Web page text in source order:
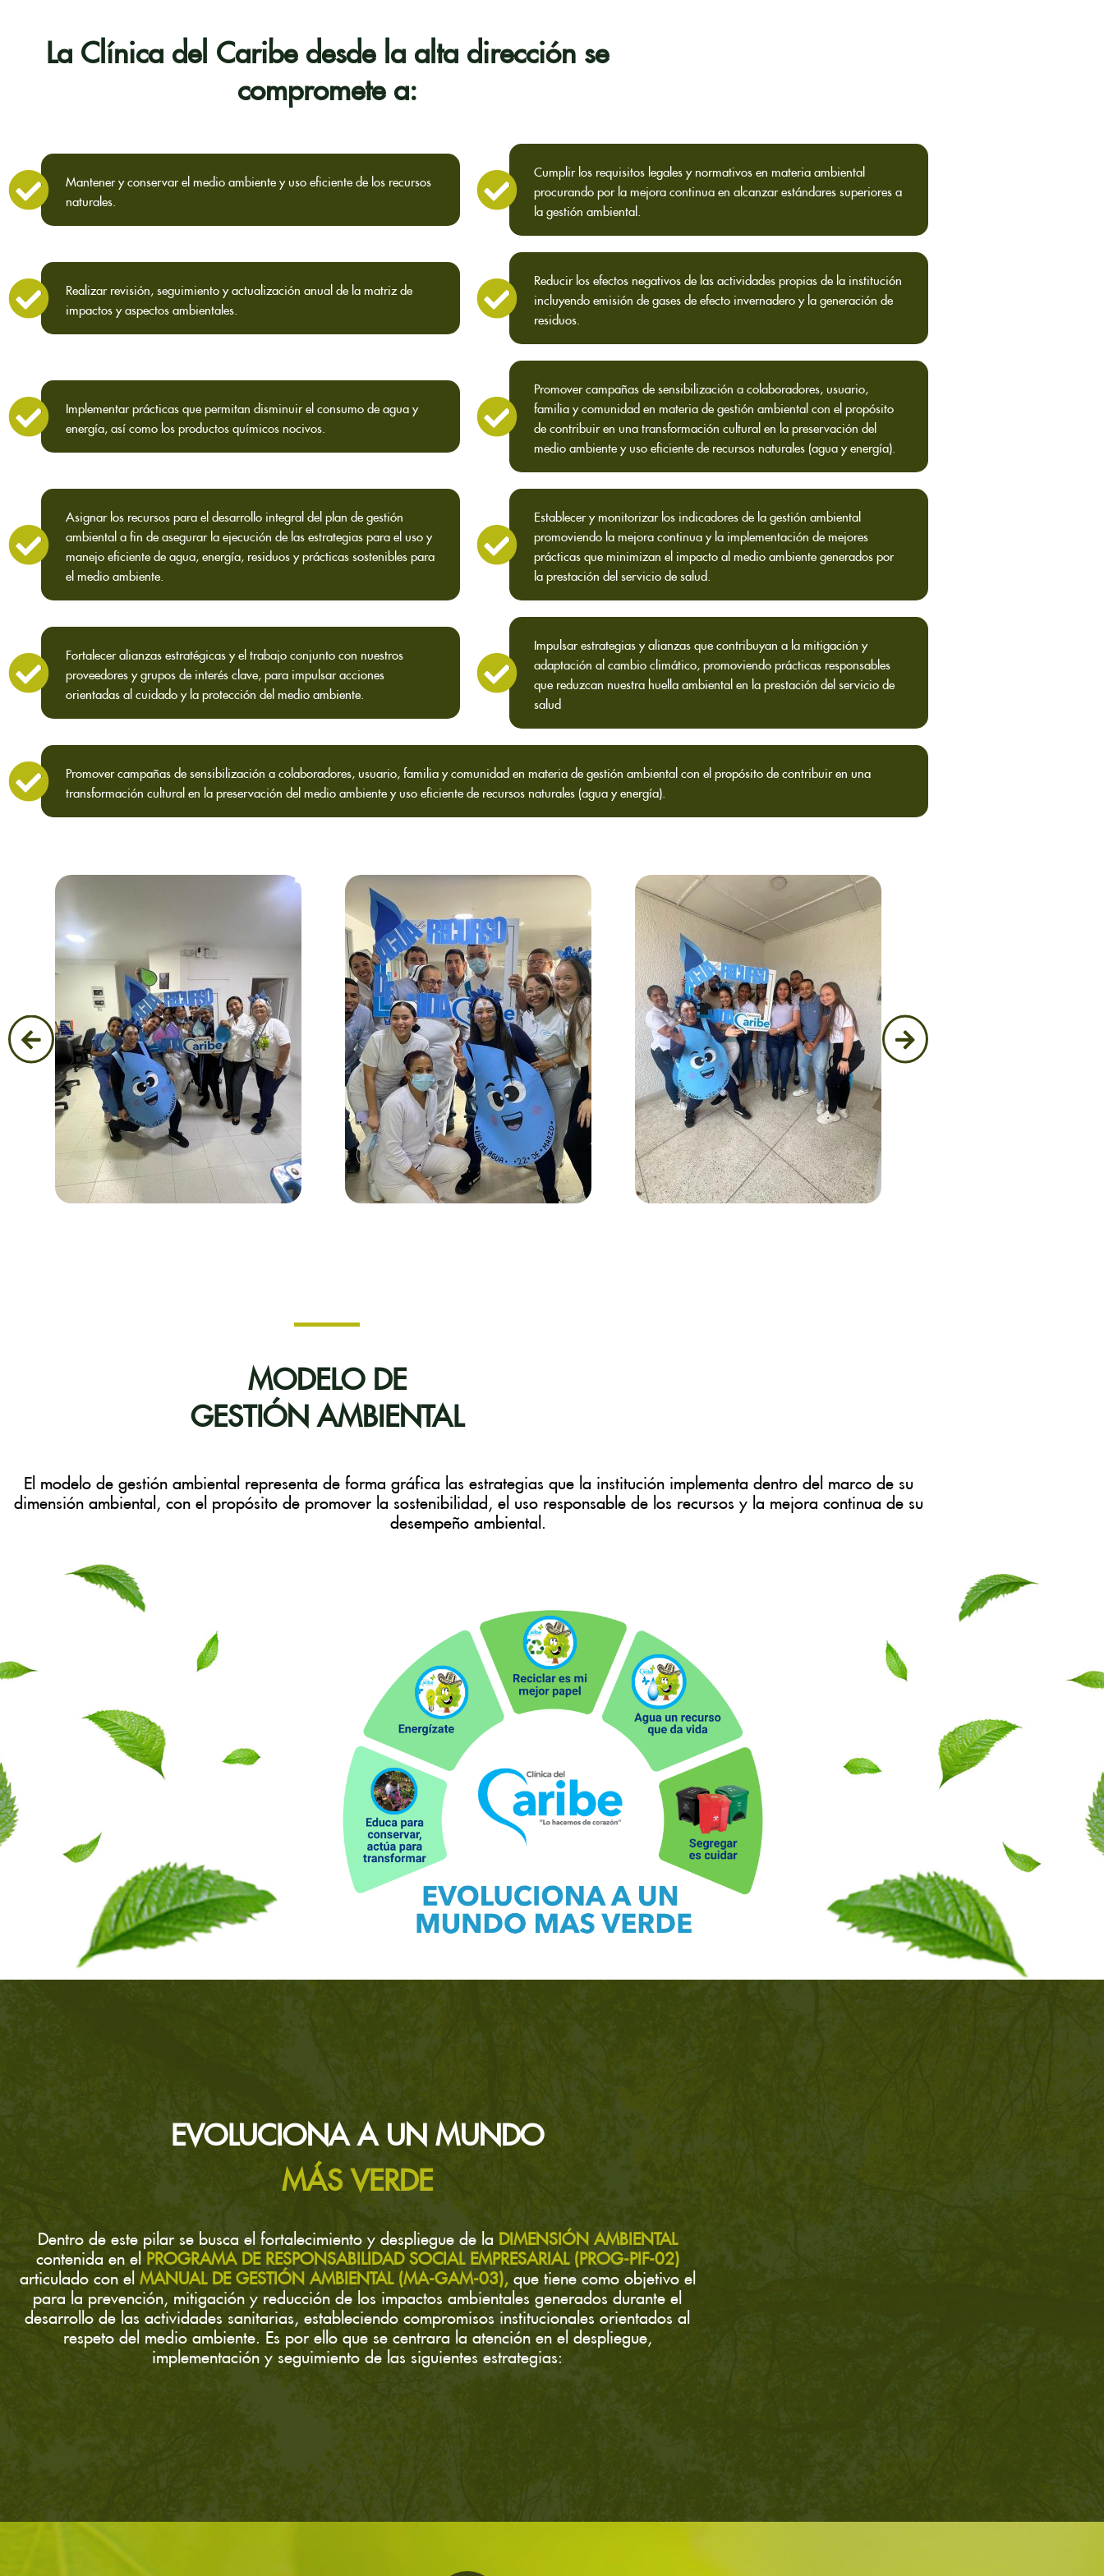
La Clínica del Caribe desde la alta dirección se
compromete a:
Mantener y conservar el medio ambiente y uso eficiente de los recursos
naturales.
Cumplir los requisitos legales y normativos en materia ambiental
procurando por la mejora continua en alcanzar estándares superiores a
la gestión ambiental.
Realizar revisión, seguimiento y actualización anual de la matriz de
impactos y aspectos ambientales.
Reducir los efectos negativos de las actividades propias de la institución
incluyendo emisión de gases de efecto invernadero y la generación de
residuos.
Implementar prácticas que permitan disminuir el consumo de agua y
energía, así como los productos químicos nocivos.
Promover campañas de sensibilización a colaboradores, usuario,
familia y comunidad en materia de gestión ambiental con el propósito
de contribuir en una transformación cultural en la preservación del
medio ambiente y uso eficiente de recursos naturales (agua y energía).
Asignar los recursos para el desarrollo integral del plan de gestión
ambiental a fin de asegurar la ejecución de las estrategias para el uso y
manejo eficiente de agua, energía, residuos y prácticas sostenibles para
el medio ambiente.
Establecer y monitorizar los indicadores de la gestión ambiental
promoviendo la mejora continua y la implementación de mejores
prácticas que minimizan el impacto al medio ambiente generados por
la prestación del servicio de salud.
Fortalecer alianzas estratégicas y el trabajo conjunto con nuestros
proveedores y grupos de interés clave, para impulsar acciones
orientadas al cuidado y la protección del medio ambiente.
Impulsar estrategias y alianzas que contribuyan a la mitigación y
adaptación al cambio climático, promoviendo prácticas responsables
que reduzcan nuestra huella ambiental en la prestación del servicio de
Promover campañas de sensibilización a colaboradores, usuario, familia y comunidad en materia de gestión ambiental con el propósito de contribuir en una
transformación cultural en la preservación del medio ambiente y uso eficiente de recursos naturales (agua y energía).
MODELO DE
GESTIÓN AMBIENTAL
El modelo de gestión ambiental representa de forma gráfica las estrategias que la institución implementa dentro del marco de su
dimensión ambiental, con el propósito de promover la sostenibilidad, el uso responsable de los recursos y la mejora continua de su
desempeño ambiental.
EVOLUCIONA A UN MUNDO
MÁS VERDE
Dentro de este pilar se busca el fortalecimiento y despliegue de la
DIMENSIÓN AMBIENTAL
contenida en el
PROGRAMA DE RESPONSABILIDAD SOCIAL EMPRESARIAL (PROG-PIF-02)
articulado con el
MANUAL DE GESTIÓN AMBIENTAL (MA-GAM-03),
que tiene como objetivo el
para la prevención, mitigación y reducción de los impactos ambientales generados durante el
desarrollo de las actividades sanitarias, estableciendo compromisos institucionales orientados al
respeto del medio ambiente. Es por ello que se centrara la atención en el despliegue,
implementación y seguimiento de las siguientes estrategias: